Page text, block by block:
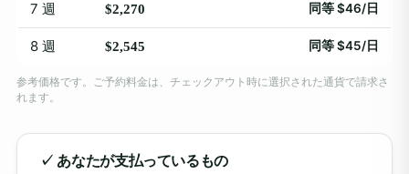
7 週 $2,270 同等 $46/日
8 週 $2,545 同等 $45/日
参考価格です。ご予約料金は、チェックアウト時に選択された通貨で請求さ
れます。
✓ あなたが支払っているもの